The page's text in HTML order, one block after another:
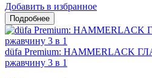
Добавить в избранное
düfa Premium: HAMMERLACK
ржавчину 3 в 1